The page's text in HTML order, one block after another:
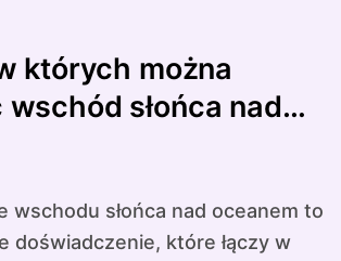
których można
słońca nad
doświadczenie, które łączy w